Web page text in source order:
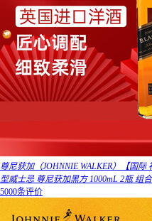
尊尼获加（JOHNNIE WALKER）【国
型威士忌 尊尼获加黑方 1000mL 2瓶 组
5000条评价